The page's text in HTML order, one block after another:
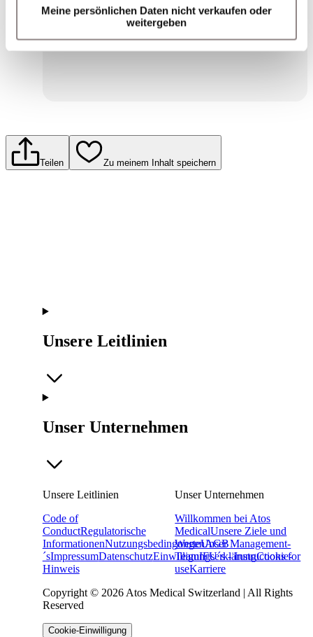
Meine persönlichen Daten nicht verkaufen oder
weitergeben
Für weitere Informationen lesen Sie bitte die
Einwilligungserklärung zum Datenschutz.
Teilen Zu meinem Inhalt speichern
Unsere Leitlinien
Unser Unternehmen
Unsere Leitlinien
Code of
ConductRegulatorische
InformationenNutzungsbedingungenAGB
´sImpressumDatenschutzEinwilligungserklärungCookie-
Hinweis
Unser Unternehmen
Willkommen bei Atos
MedicalUnsere Ziele und
WerteUnser Management-
TeamIFU´s - Instructions for
useKarriere
Copyright © 2026 Atos Medical Switzerland | All Rights
Reserved
Cookie-Einwilligung